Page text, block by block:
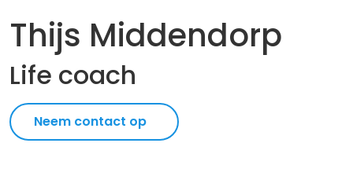
Thijs Middendorp
Life coach
Neem contact op